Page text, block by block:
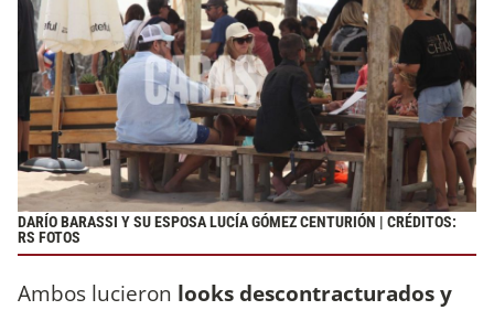
DARÍO BARASSI Y SU ESPOSA LUCÍA GÓMEZ CENTURIÓN | CRÉDITOS:
RS FOTOS
Ambos lucieron looks descontracturados y